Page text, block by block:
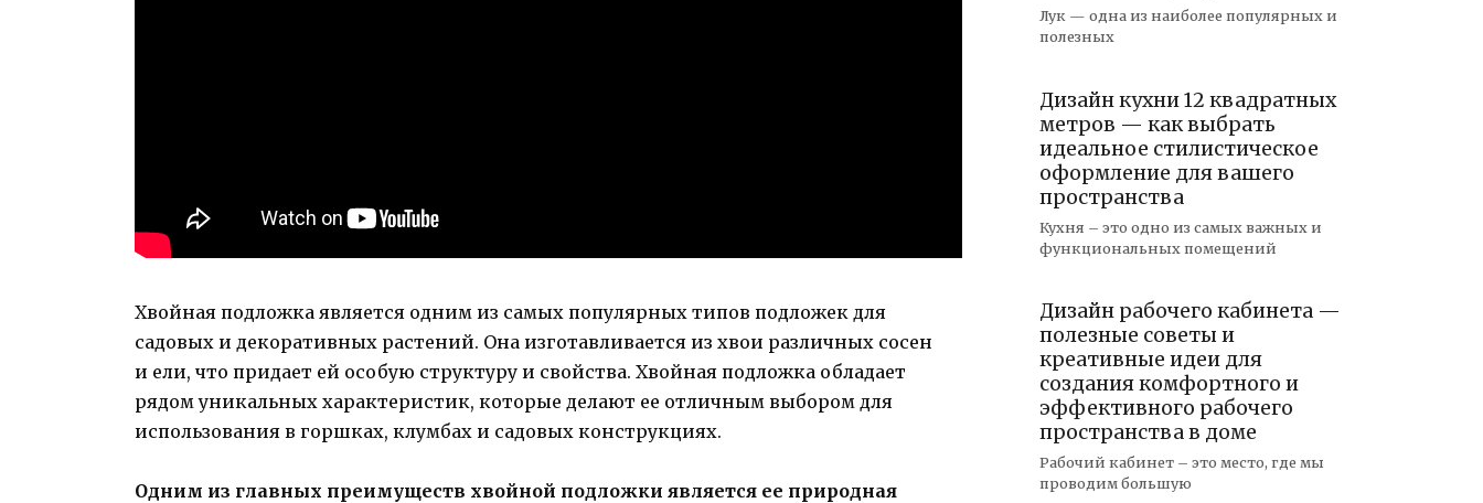
Хвойная подложка является одним из самых популярных типов подложек для
садовых и декоративных растений. Она изготавливается из хвои различных сосен
и ели, что придает ей особую структуру и свойства. Хвойная подложка обладает
рядом уникальных характеристик, которые делают ее отличным выбором для
использования в горшках, клумбах и садовых конструкциях.
Одним из главных преимуществ хвойной подложки является ее природная
Лук — одна из наиболее популярных и
полезных
Дизайн кухни 12 квадратных
метров — как выбрать
идеальное стилистическое
оформление для вашего
пространства
Кухня – это одно из самых важных и
функциональных помещений
Дизайн рабочего кабинета —
полезные советы и
креативные идеи для
создания комфортного и
эффективного рабочего
пространства в доме
Рабочий кабинет – это место, где мы
проводим большую